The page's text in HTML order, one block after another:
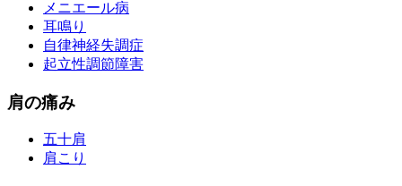
メニエール病
耳鳴り
自律神経失調症
起立性調節障害
肩の痛み
五十肩
肩こり